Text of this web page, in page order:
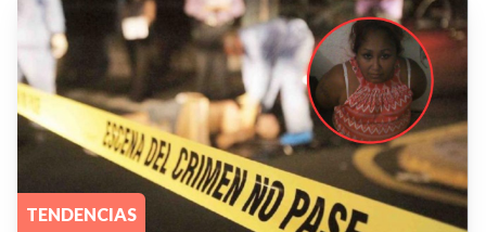
TENDENCIAS